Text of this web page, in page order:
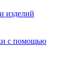
изделий
с помощью